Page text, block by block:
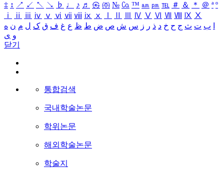
‡ ↕ ↗ ↙ ↖ ↘ ♭ ♩ ♪ ♬ ㉿ ㈜ № ㏇ ™ ㏂ ㏘ ℡ ＃ ＆ ＊ ＠ ª º
ⅰ
ⅱ ⅲ ⅳ ⅴ ⅵ ⅶ ⅷ ⅸ ⅹ Ⅳ Ⅴ Ⅵ Ⅶ Ⅷ Ⅸ Ⅹ
ب ت ث ج ح خ د ذ ر ز س ش ص ض ط ظ ع غ ف ق ک ل م ن ه
و ی
닫기
통합검색
국내학술논문
학위논문
해외학술논문
학술지